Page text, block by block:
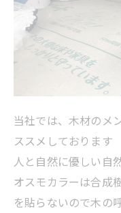
当社では、木材のメ
ススメしております
人と自然に優しい自
オスモカラーは合成
を貼らないので木の